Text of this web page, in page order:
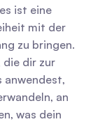
ist eine
mit der
zu bringen.
die dir zur
anwendest,
an
was dein